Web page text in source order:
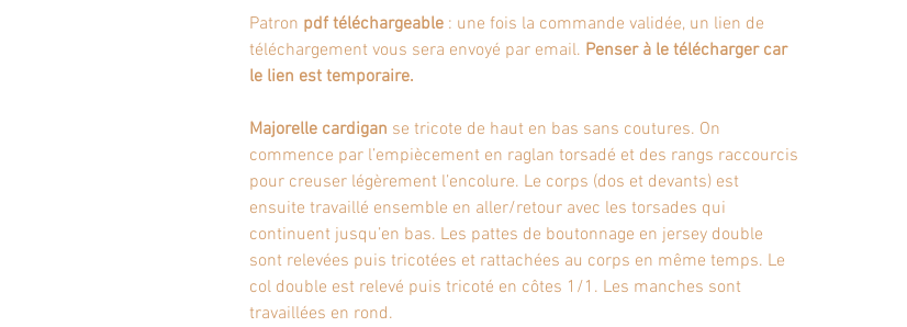
Patron pdf téléchargeable : une fois la commande validée, un lien de
téléchargement vous sera envoyé par email. Penser à le télécharger car
le lien est temporaire.
Majorelle cardigan se tricote de haut en bas sans coutures. On
commence par l’empiècement en raglan torsadé et des rangs raccourcis
pour creuser légèrement l’encolure. Le corps (dos et devants) est
ensuite travaillé ensemble en aller/retour avec les torsades qui
continuent jusqu’en bas. Les pattes de boutonnage en jersey double
sont relevées puis tricotées et rattachées au corps en même temps. Le
col double est relevé puis tricoté en côtes 1/1. Les manches sont
travaillées en rond.